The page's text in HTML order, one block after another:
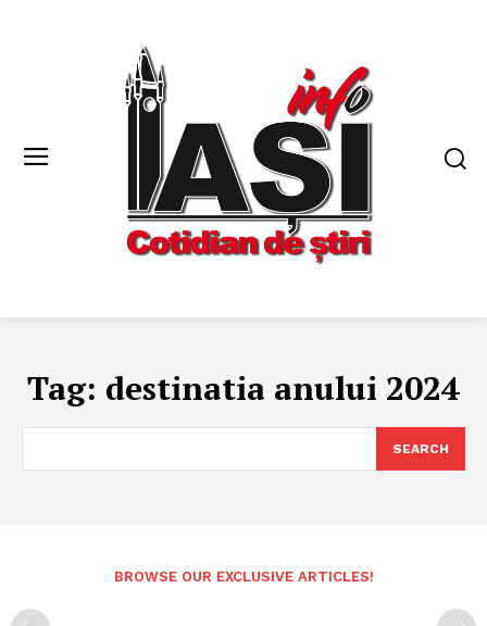
Tag: destinatia anului 2024
SEARCH
BROWSE OUR EXCLUSIVE ARTICLES!